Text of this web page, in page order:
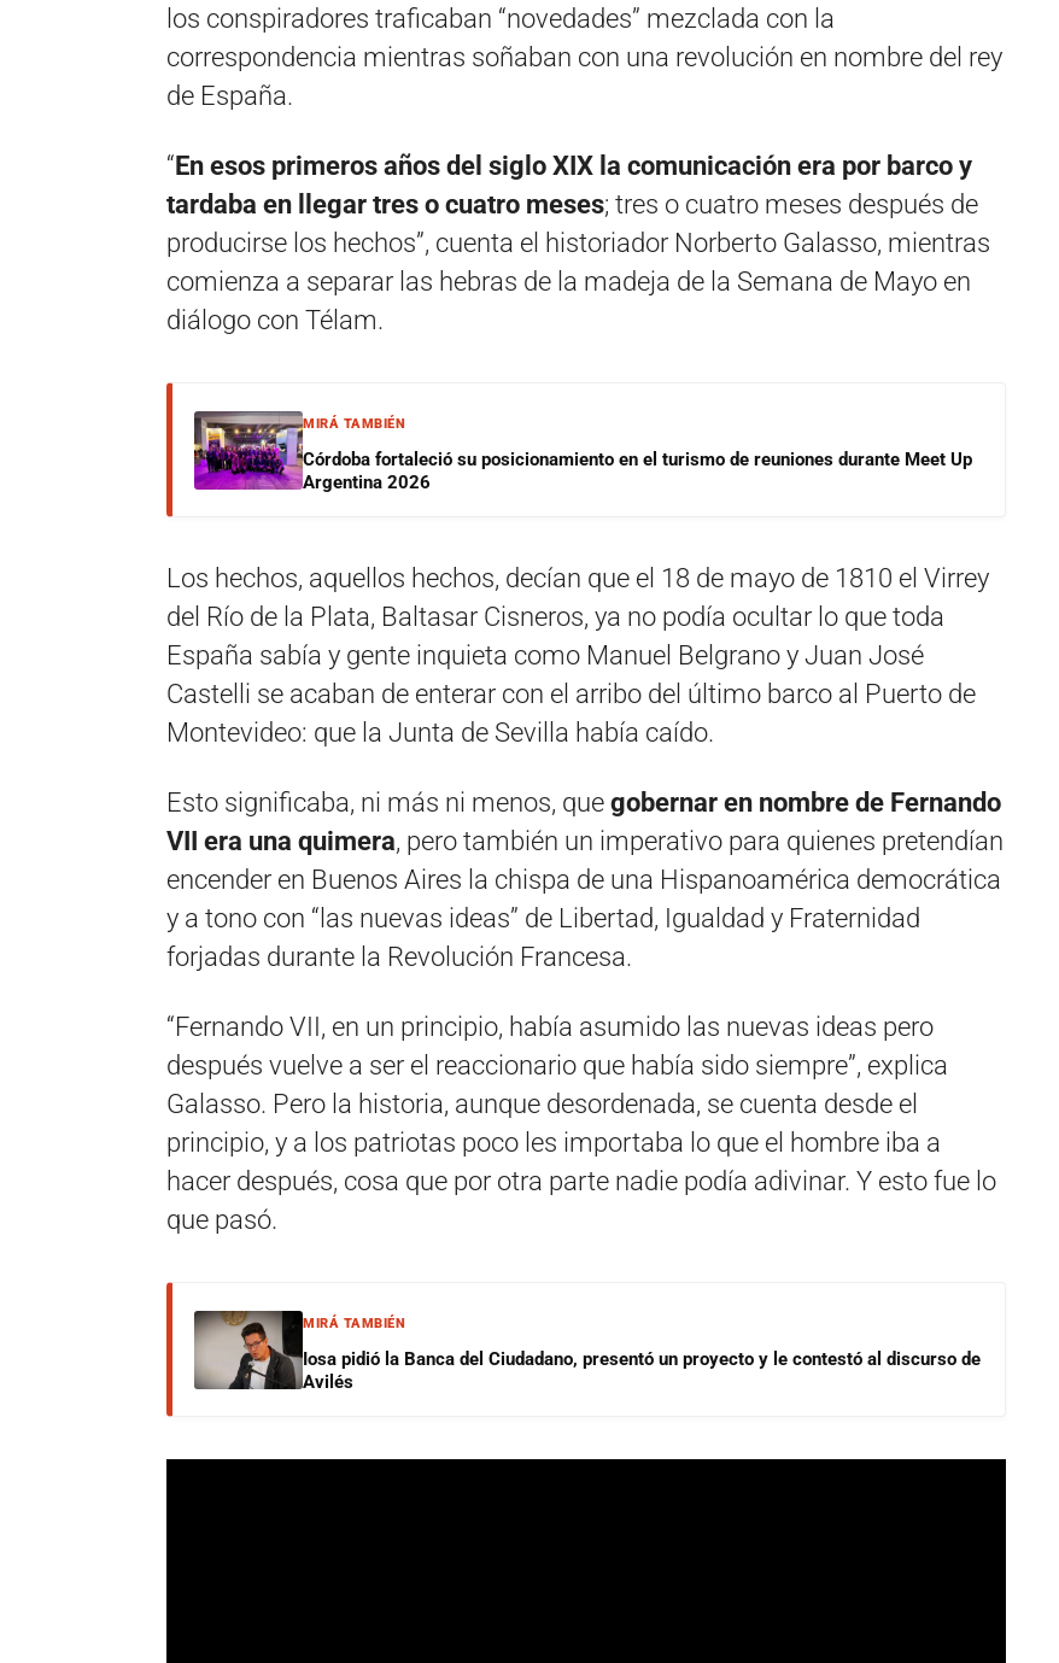
los conspiradores traficaban “novedades” mezclada con la
correspondencia mientras soñaban con una revolución en nombre del rey
de España.
“En esos primeros años del siglo XIX la comunicación era por barco y
tardaba en llegar tres o cuatro meses; tres o cuatro meses después de
producirse los hechos”, cuenta el historiador Norberto Galasso, mientras
comienza a separar las hebras de la madeja de la Semana de Mayo en
diálogo con Télam.
MIRÁ TAMBIÉN
Córdoba fortaleció su posicionamiento en el turismo de reuniones durante Meet Up
Argentina 2026
Los hechos, aquellos hechos, decían que el 18 de mayo de 1810 el Virrey
del Río de la Plata, Baltasar Cisneros, ya no podía ocultar lo que toda
España sabía y gente inquieta como Manuel Belgrano y Juan José
Castelli se acaban de enterar con el arribo del último barco al Puerto de
Montevideo: que la Junta de Sevilla había caído.
Esto significaba, ni más ni menos, que gobernar en nombre de Fernando
VII era una quimera, pero también un imperativo para quienes pretendían
encender en Buenos Aires la chispa de una Hispanoamérica democrática
y a tono con “las nuevas ideas” de Libertad, Igualdad y Fraternidad
forjadas durante la Revolución Francesa.
“Fernando VII, en un principio, había asumido las nuevas ideas pero
después vuelve a ser el reaccionario que había sido siempre”, explica
Galasso. Pero la historia, aunque desordenada, se cuenta desde el
principio, y a los patriotas poco les importaba lo que el hombre iba a
hacer después, cosa que por otra parte nadie podía adivinar. Y esto fue lo
que pasó.
MIRÁ TAMBIÉN
Iosa pidió la Banca del Ciudadano, presentó un proyecto y le contestó al discurso de
Avilés